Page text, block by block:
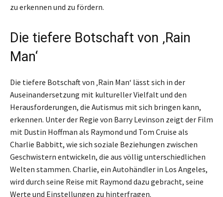
zu erkennen und zu fördern.
Die tiefere Botschaft von ‚Rain
Man‘
Die tiefere Botschaft von ‚Rain Man‘ lässt sich in der
Auseinandersetzung mit kultureller Vielfalt und den
Herausforderungen, die Autismus mit sich bringen kann,
erkennen. Unter der Regie von Barry Levinson zeigt der Film
mit Dustin Hoffman als Raymond und Tom Cruise als
Charlie Babbitt, wie sich soziale Beziehungen zwischen
Geschwistern entwickeln, die aus völlig unterschiedlichen
Welten stammen. Charlie, ein Autohändler in Los Angeles,
wird durch seine Reise mit Raymond dazu gebracht, seine
Werte und Einstellungen zu hinterfragen.